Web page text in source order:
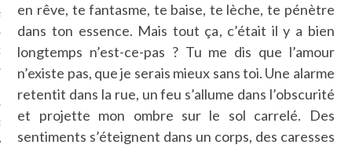
CARAVELLE
PODCAST
en rêve, te fantasme, te baise, te lèche, te pénètre
dans ton essence. Mais tout ça, c’était il y a bien
longtemps n’est-ce-pas ? Tu me dis que l’amour
n’existe pas, que je serais mieux sans toi. Une alarme
retentit dans la rue, un feu s’allume dans l’obscurité
et projette mon ombre sur le sol carrelé. Des
sentiments s’éteignent dans un corps, des caresses